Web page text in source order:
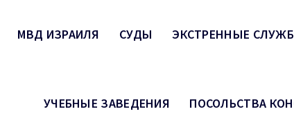
МВД ИЗРАИЛЯ СУДЫ ЭКСТРЕННЫЕ
УЧЕБНЫЕ ЗАВЕДЕНИЯ ПОСОЛЬСТВА